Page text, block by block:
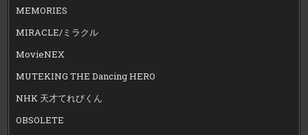
MEMORIES
MIRACLE/ミラクル
MovieNEX
MUTEKING THE Dancing HERO
NHK 天才てれびくん
OBSOLETE